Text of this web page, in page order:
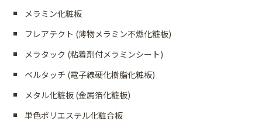
メラミン化粧板
フレアテクト (薄物メラミン不燃化粧板)
メラタック (粘着剤付メラミンシート)
ベルタッチ (電子線硬化樹脂化粧板)
メタル化粧板 (金属箔化粧板)
単色ポリエステル化粧合板